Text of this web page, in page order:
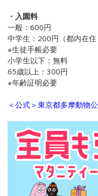
・入園料
一般：600円
中学生：200円（都内在住
※生徒手帳必要
小学生以下：無料
65歳以上：300円
※年齢証明必要
＜公式＞東京都多摩動物